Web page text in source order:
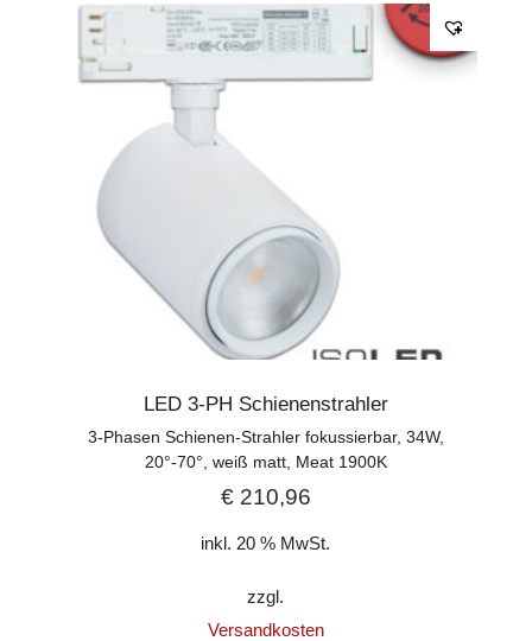
LED 3-PH Schienenstrahler
3-Phasen Schienen-Strahler fokussierbar, 34W,
20°-70°, weiß matt, Meat 1900K
€210,96
inkl. 20 % MwSt.
zzgl.
Versandkosten